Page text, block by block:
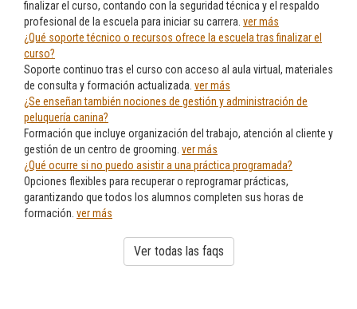
finalizar el curso, contando con la seguridad técnica y el respaldo
profesional de la escuela para iniciar su carrera. ver más
¿Qué soporte técnico o recursos ofrece la escuela tras finalizar el
curso?
Soporte continuo tras el curso con acceso al aula virtual, materiales
de consulta y formación actualizada. ver más
¿Se enseñan también nociones de gestión y administración de
peluquería canina?
Formación que incluye organización del trabajo, atención al cliente y
gestión de un centro de grooming. ver más
¿Qué ocurre si no puedo asistir a una práctica programada?
Opciones flexibles para recuperar o reprogramar prácticas,
garantizando que todos los alumnos completen sus horas de
formación. ver más
Ver todas las faqs